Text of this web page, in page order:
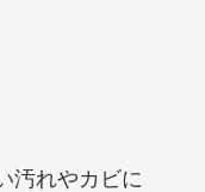
汚れやカビに